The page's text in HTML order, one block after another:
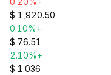
$ 1,920.50
+0.10%
$ 76.51
+2.10%
$ 1.036